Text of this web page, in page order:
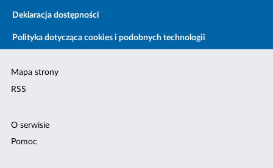
Deklaracja dostępności
Polityka dotycząca cookies i podobnych technologii
Mapa strony
RSS
O serwisie
Pomoc